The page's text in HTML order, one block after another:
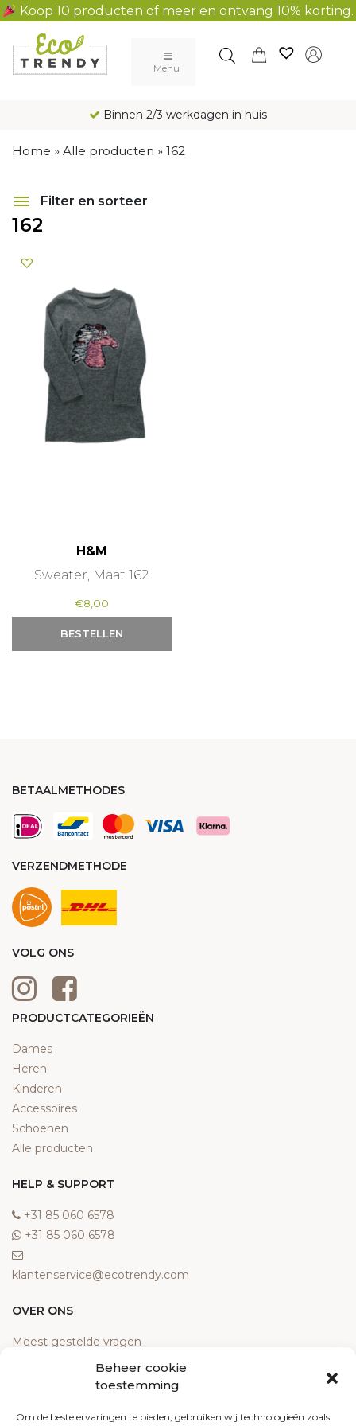
Koop 10 producten of meer en ontvang 10% korting.
Beheer cookie
toestemming
Om de beste ervaringen te bieden, gebruiken wij technologieën zoals
Main Navigation
Menu
Binnen 2/3 werkdagen in huis
Home » Alle producten » 162
Filter en sorteer
162
H&M
Sweater, Maat 162
€8,00
BESTELLEN
BETAALMETHODES
VERZENDMETHODE
VOLG ONS
PRODUCTCATEGORIEËN
Dames
Heren
Kinderen
Accessoires
Schoenen
Alle producten
HELP & SUPPORT
‎+31 85 060 6578
‎+31 85 060 6578
klantenservice@ecotrendy.com
OVER ONS
Meest gestelde vragen
Algemene voorwaarden
Klachten